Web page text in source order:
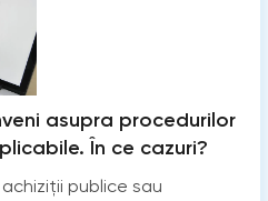
asupra procedurilor
În ce cazuri?
publice sau